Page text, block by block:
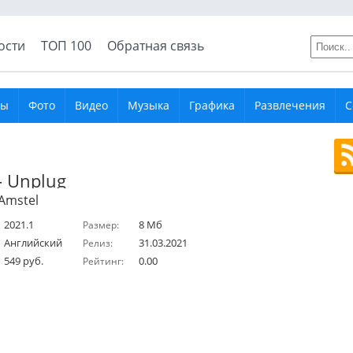
ТОП 100 Обратная связь
Фото Видео Музыка Графика Развлечения
Unplug
2021.1
Английский
549 руб.
Размер: 8 Мб
Релиз: 31.03.2021
Рейтинг: 0.00